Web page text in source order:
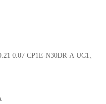
0.07 CP1E-N30DR-A UC1、